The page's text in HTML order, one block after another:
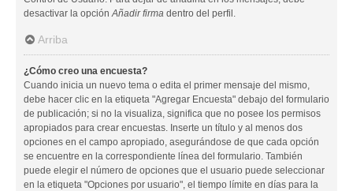
desactivar la opciónAñadir firma dentro del perfil.
Arriba
¿Cómo creo una encuesta?
Cuando inicia un nuevo tema o edita el primer mensaje del mismo,
debe hacer clic en la etiqueta "Agregar Encuesta" debajo del formulario
de publicación; si no la visualiza, significa que no posee los permisos
apropiados para crear encuestas. Inserte un título y al menos dos
opciones en el campo apropiado, asegurándose de que cada opción
se encuentre en la correspondiente línea del formulario. También
puede elegir el número de opciones que el usuario puede seleccionar
en la etiqueta "Opciones por usuario", el tiempo límite en días para la